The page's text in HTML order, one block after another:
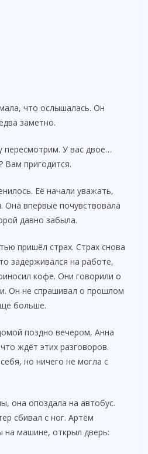
что ослышалась. Он
заметно.
пересмотрим. У вас двое…
Вам пригодится.
Её начали уважать,
Она впервые почувствовала
давно забыла.
пришёл страх. Страх снова
задерживался на работе,
кофе. Они говорили о
Он не спрашивал о прошлом
больше.
поздно вечером, Анна
ждёт этих разговоров.
но ничего не могла с
она опоздала на автобус.
сбивал с ног. Артём
на машине, открыл дверь: